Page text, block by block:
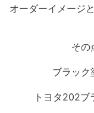
オーダーイメージ
その
ブラック
トヨタ202ブ